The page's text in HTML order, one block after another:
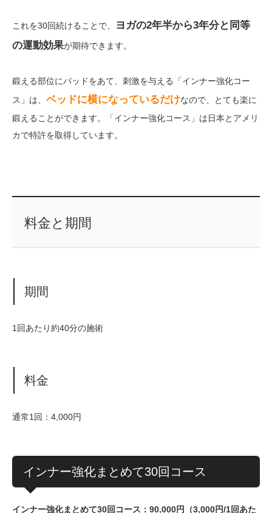
これを30回続けることで、
ヨガの2年半から3年分と同等
の運動効果が期待できます。
鍛える部位にパッドをあて、刺激を与える「インナー強化コー
ス」は、 ベッドに横になっているだけなので、とても楽に
鍛えることができます。「インナー強化コース」は日本とアメリ
カで特許を取得しています。
料金と期間
期間
1回あたり約40分の施術
料金
通常1回：4,000円
インナー強化まとめて30回コース
インナー強化まとめて30回コース：90,000円（3,000円/1回あた